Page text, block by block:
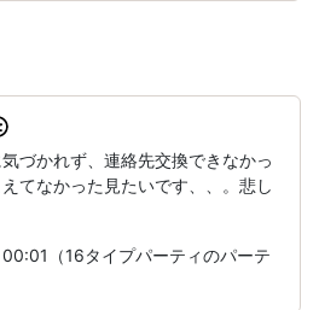
づかれず、連絡先交換できなかっ
てなかった見たいです、、。悲し
（16タイプパーティのパーテ